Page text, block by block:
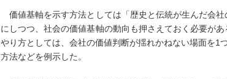
価値基軸を示す方法としては「歴史と伝統が生んだ会
にしつつ、社会の価値基軸の動向も押さえておく必要が
やり方としては、会社の価値判断が揺れかねない場面を1
方法などを例示した。